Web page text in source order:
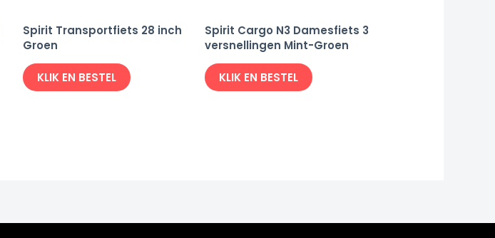
Spirit Transportfiets 28 inch
Groen
KLIK EN BESTEL
Spirit Cargo N3 Damesfiets 3
versnellingen Mint-Groen
KLIK EN BESTEL